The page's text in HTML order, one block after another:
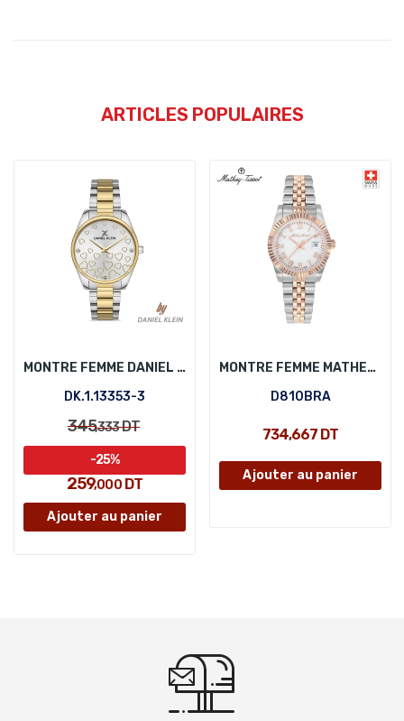
ARTICLES POPULAIRES
MONTRE FEMME DANIEL KLEIN DK.1.13353-3
DK.1.13353-3
345,333DT
259,000DT
-25%
Ajouter au panier
MONTRE FEMME MATHEY-TISSOT D810BRA
D810BRA
734,667 DT
Ajouter au panier